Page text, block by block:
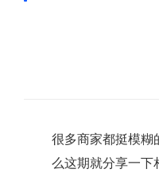
很多商家都挺模糊
么这期就分享一下